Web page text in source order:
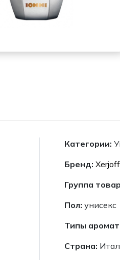
Категории:
Бренд: Xerjoff
Группа
Пол: унисекс
Типы
Страна: